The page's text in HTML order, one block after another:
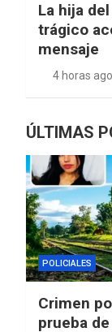
La hija
trágico
mensaje
4 horas ago
ÚLTIMAS
POLICIALES
Crimen
prueba